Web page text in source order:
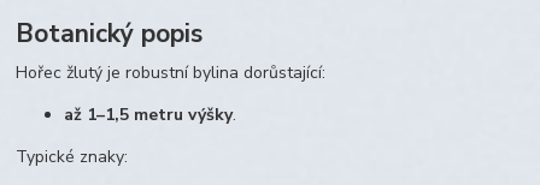
Botanický popis
Hořec žlutý je robustní bylina dorůstající:
až 1–1,5 metru výšky.
Typické znaky: